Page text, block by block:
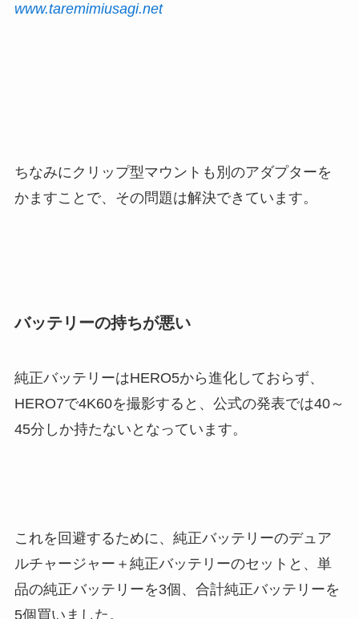
www.taremimiusagi.net
ちなみにクリップ型マウントも別のアダプターを
かますことで、その問題は解決できています。
バッテリーの持ちが悪い
純正バッテリーはHERO5から進化しておらず、
HERO7で4K60を撮影すると、公式の発表では40～
45分しか持たないとなっています。
これを回避するために、純正バッテリーのデュア
ルチャージャー＋純正バッテリーのセットと、単
品の純正バッテリーを3個、合計純正バッテリーを
5個買いました。